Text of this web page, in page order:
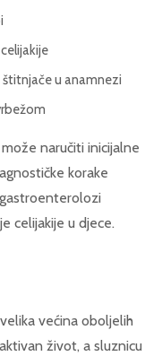
u anamnezi
naručiti inicijalne
korake
celijakije u djece.
većina oboljelih
život, a sluznicu